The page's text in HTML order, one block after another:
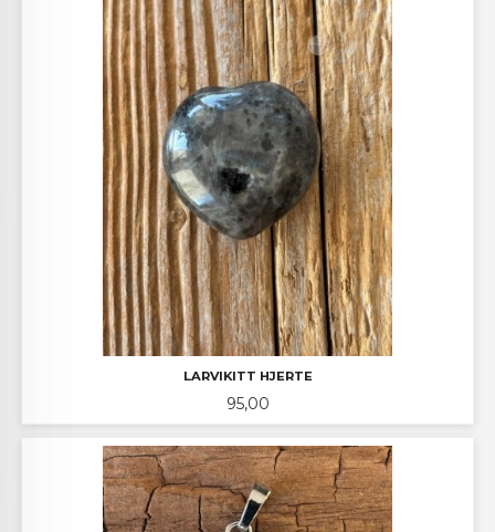
LARVIKITT HJERTE
Pris
95,00